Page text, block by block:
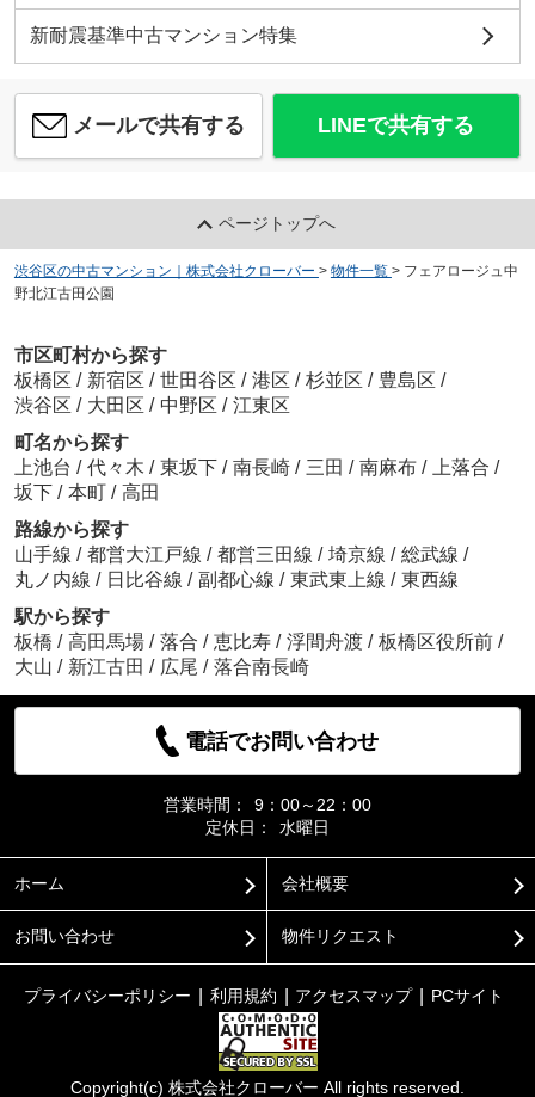
新耐震基準中古マンション特集
メールで共有する LINEで共有する
ページトップへ
渋谷区の中古マンション｜株式会社クローバー > 物件一覧 > フェアロージュ中
野北江古田公園
市区町村から探す
板橋区 / 新宿区 / 世田谷区 / 港区 / 杉並区 / 豊島区 /
渋谷区 / 大田区 / 中野区 / 江東区
町名から探す
上池台 / 代々木 / 東坂下 / 南長崎 / 三田 / 南麻布 / 上落合 /
坂下 / 本町 / 高田
路線から探す
山手線 / 都営大江戸線 / 都営三田線 / 埼京線 / 総武線 /
丸ノ内線 / 日比谷線 / 副都心線 / 東武東上線 / 東西線
駅から探す
板橋 / 高田馬場 / 落合 / 恵比寿 / 浮間舟渡 / 板橋区役所前 /
大山 / 新江古田 / 広尾 / 落合南長崎
電話でお問い合わせ
営業時間：
9：00～22：00
定休日：
水曜日
ホーム 会社概要
お問い合わせ 物件リクエスト
プライバシーポリシー 利用規約 アクセスマップ PCサイト
Copyright(c) 株式会社クローバー All rights reserved.